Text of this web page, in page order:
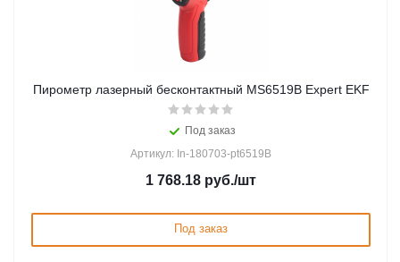
Пирометр лазерный бесконтактный MS6519B Expert EKF
Под заказ
Артикул: In-180703-pt6519B
1 768.18 руб./шт
Под заказ